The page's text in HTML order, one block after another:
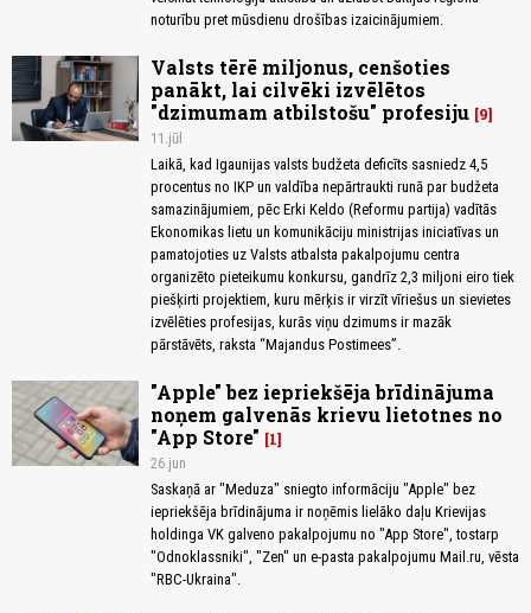
noturību pret mūsdienu drošības izaicinājumiem.
Valsts tērē miljonus, cenšoties
panākt, lai cilvēki izvēlētos
"dzimumam atbilstošu" profesiju 9
11.jūl
Laikā, kad Igaunijas valsts budžeta deficīts sasniedz 4,5
procentus no IKP un valdība nepārtraukti runā par budžeta
samazinājumiem, pēc Erki Keldo (Reformu partija) vadītās
Ekonomikas lietu un komunikāciju ministrijas iniciatīvas un
pamatojoties uz Valsts atbalsta pakalpojumu centra
organizēto pieteikumu konkursu, gandrīz 2,3 miljoni eiro tiek
piešķirti projektiem, kuru mērķis ir virzīt vīriešus un sievietes
izvēlēties profesijas, kurās viņu dzimums ir mazāk
pārstāvēts, raksta “Majandus Postimees”.
"Apple" bez iepriekšēja brīdinājuma
noņem galvenās krievu lietotnes no
"App Store"
1
26.jun
Saskaņā ar "Meduza" sniegto informāciju "Apple" bez
iepriekšēja brīdinājuma ir noņēmis lielāko daļu Krievijas
holdinga VK galveno pakalpojumu no "App Store", tostarp
"Odnoklassniki", "Zen" un e-pasta pakalpojumu Mail.ru, vēsta
"RBC-Ukraina".